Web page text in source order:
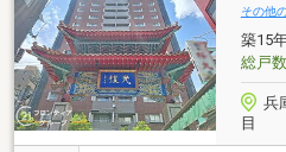
その他
築15
総戸数
兵
目